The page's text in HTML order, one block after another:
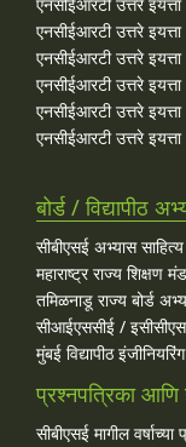
एनसीईआरटी उत्तरे
एनसीईआरटी उत्तरे
एनसीईआरटी उत्तरे इयत्ता
एनसीईआरटी उत्तरे
एनसीईआरटी उत्तरे इयत्ता
बोर्ड / विद्यापीठ
सीबीएसई अभ्यास साहित्य
महाराष्ट्र राज्य शिक्षण
तमिळनाडू राज्य बोर्ड
सीआईएससीई /
मुंबई विद्यापीठ
प्रश्नपत्रिका आणि
सीबीएसई मागील